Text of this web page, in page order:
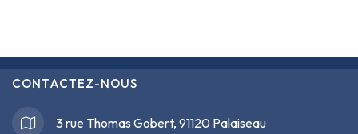
CONTACTEZ-NOUS
3 rue Thomas Gobert, 91120 Palaiseau